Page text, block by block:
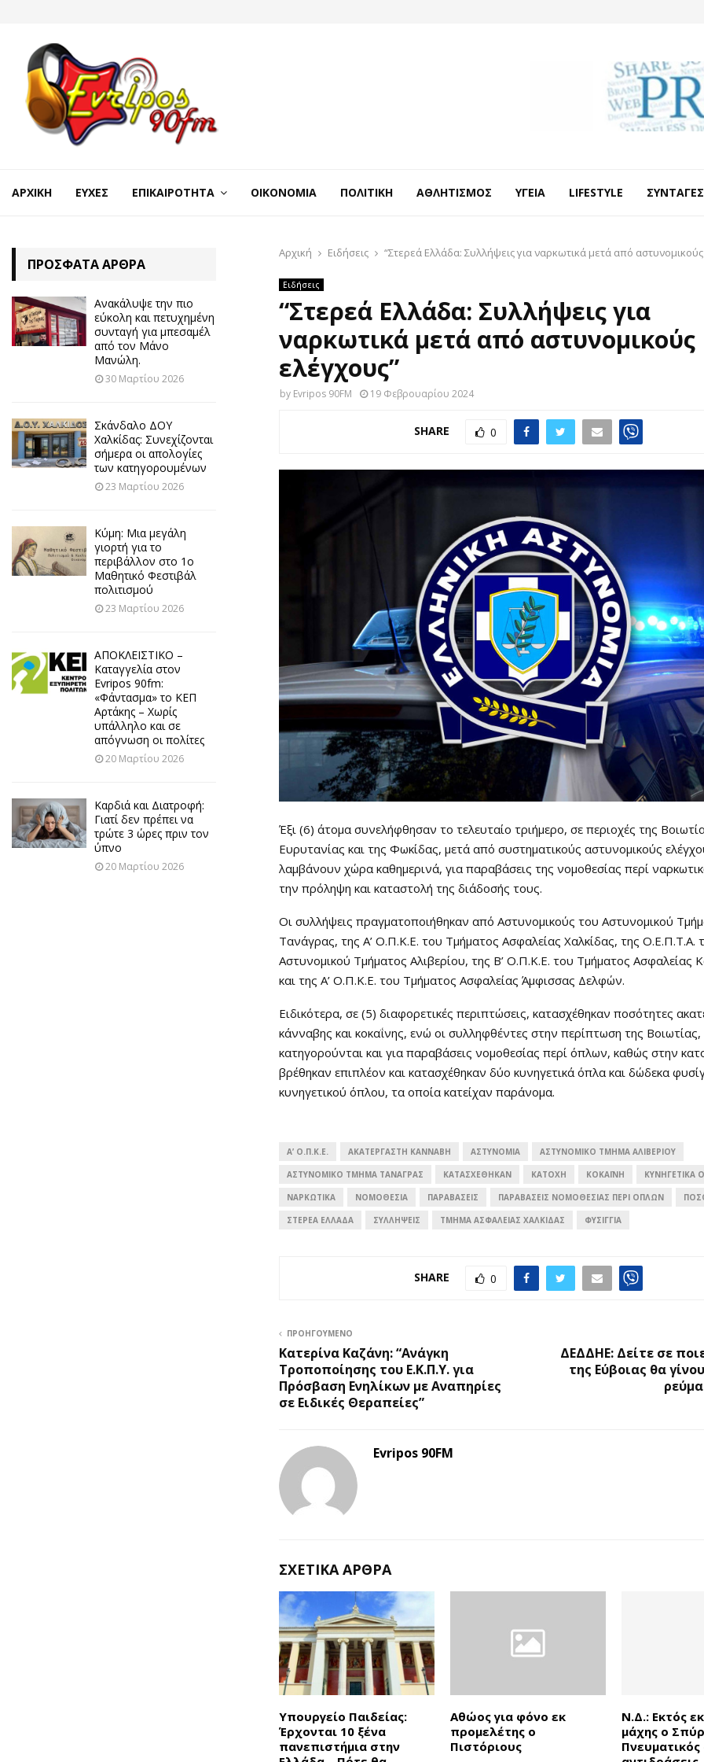
ΑΡΧΙΚΉ ΕΥΧΈΣ ΕΠΙΚΑΙΡΌΤΗΤΑ ΟΙΚΟΝΟΜΊΑ ΠΟΛΙΤΙΚΉ ΑΘΛΗΤΙΣΜΌΣ ΥΓΕΊΑ LIFESTYLE ΣΥΝΤΑΓΈΣ
Αρχική Ειδήσεις “Στερεά Ελλάδα: Συλλήψεις για ναρκωτικά μετά από
Ειδήσεις
“Στερεά Ελλάδα: Συλλήψεις για
ναρκωτικά μετά από αστυνομικούς
ελέγχους”
by Evripos 90FM 19 Φεβρουαρίου 2024
SHARE 0
Έξι (6) άτομα συνελήφθησαν το τελευταίο τριήμερο, σε περιοχές της
Ευρυτανίας και της Φωκίδας, μετά από συστηματικούς αστυνομικούς
λαμβάνουν χώρα καθημερινά, για παραβάσεις της νομοθεσίας περί
την πρόληψη και καταστολή της διάδοσής τους.
Οι συλλήψεις πραγματοποιήθηκαν από Αστυνομικούς του Αστυνομικού
Τανάγρας, της Α’ Ο.Π.Κ.Ε. του Τμήματος Ασφαλείας Χαλκίδας, της Ο.Ε.Π.Τ.Α.
Αστυνομικού Τμήματος Αλιβερίου, της Β’ Ο.Π.Κ.Ε. του Τμήματος Ασφαλείας
και της Α’ Ο.Π.Κ.Ε. του Τμήματος Ασφαλείας Άμφισσας Δελφών.
Ειδικότερα, σε (5) διαφορετικές περιπτώσεις, κατασχέθηκαν ποσότητες
κάνναβης και κοκαΐνης, ενώ οι συλληφθέντες στην περίπτωση της Βοιωτίας,
κατηγορούνται και για παραβάσεις νομοθεσίας περί όπλων, καθώς στην
βρέθηκαν επιπλέον και κατασχέθηκαν δύο κυνηγετικά όπλα και δώδεκα
κυνηγετικού όπλου, τα οποία κατείχαν παράνομα.
Α’ Ο.Π.Κ.Ε. ΑΚΑΤΈΡΓΑΣΤΗ ΚΆΝΝΑΒΗ ΑΣΤΥΝΟΜΙΑ ΑΣΤΥΝΟΜΙΚΌ ΤΜΉΜΑ ΑΛΙΒΕΡΊΟΥ
ΑΣΤΥΝΟΜΙΚΟ ΤΜΉΜΑ ΤΑΝΆΓΡΑΣ ΚΑΤΑΣΧΈΘΗΚΑΝ ΚΑΤΟΧΉ ΚΟΚΑΪ́ΝΗ ΚΥΝΗΓΕΤΙΚΆ
ΝΑΡΚΩΤΙΚΑ ΝΟΜΟΘΕΣΙΑ ΠΑΡΑΒΆΣΕΙΣ ΠΑΡΑΒΆΣΕΙΣ ΝΟΜΟΘΕΣΊΑΣ ΠΕΡΊ ΌΠΛΩΝ
ΣΤΕΡΕΆ ΕΛΛΆΔΑ ΣΥΛΛΗΨΕΙΣ ΤΜΉΜΑ ΑΣΦΑΛΕΊΑΣ ΧΑΛΚΊΔΑΣ ΦΥΣΊΓΓΙΑ
SHARE 0
ΠΡΟΗΓΟΎΜΕΝΟ
Κατερίνα Καζάνη: “Ανάγκη
Τροποποίησης του Ε.Κ.Π.Υ. για
Πρόσβαση Ενηλίκων με Αναπηρίες
σε Ειδικές Θεραπείες”
ΔΕΔΔΗΕ: Δείτε σε
της Εύβοιας θα
Evripos 90FM
ΣΧΕΤΙΚΆ ΆΡΘΡΑ
Υπουργείο Παιδείας:
Έρχονται 10 ξένα
πανεπιστήμια στην
Αθώος για φόνο εκ
προμελέτης ο
Πιστόριους
Ν.Δ.: Εκτός
μάχης ο
Πνευματικός
ΠΡΌΣΦΑΤΑ ΆΡΘΡΑ
Ανακάλυψε την πιο
εύκολη και πετυχημένη
συνταγή για μπεσαμέλ
από τον Μάνο
Μανώλη.
30 Μαρτίου 2026
Σκάνδαλο ΔΟΥ
Χαλκίδας: Συνεχίζονται
σήμερα οι απολογίες
των κατηγορουμένων
23 Μαρτίου 2026
Κύμη: Μια μεγάλη
γιορτή για το
περιβάλλον στο 1ο
Μαθητικό Φεστιβάλ
πολιτισμού
23 Μαρτίου 2026
ΑΠΟΚΛΕΙΣΤΙΚΟ –
Καταγγελία στον
Evripos 90fm:
«Φάντασμα» το ΚΕΠ
Αρτάκης – Χωρίς
υπάλληλο και σε
απόγνωση οι πολίτες
20 Μαρτίου 2026
Καρδιά και Διατροφή:
Γιατί δεν πρέπει να
τρώτε 3 ώρες πριν τον
ύπνο
20 Μαρτίου 2026